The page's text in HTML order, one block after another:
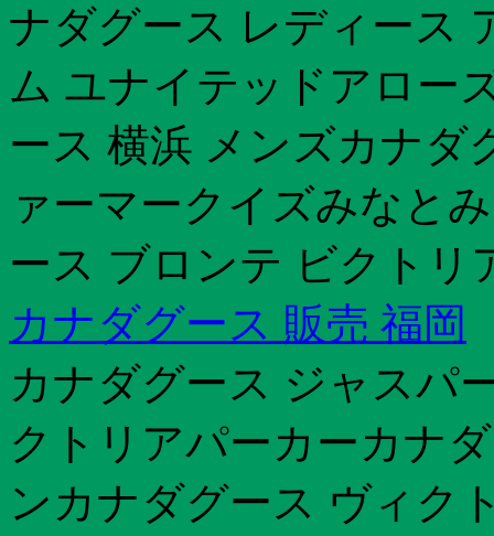
ナダグース レディース
ム ユナイテッドアロー
ース 横浜 メンズカナダ
ァーマークイズみなと
ース ブロンテ ビクトリ
カナダグース 販売 福岡
カナダグース ジャスパ
クトリアパーカーカナ
ンカナダグース ヴィク